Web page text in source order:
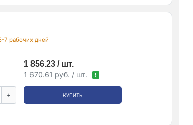
7 рабочих дней
1 856.23 / шт.
1 670.61 руб. / шт. !
+ КУПИТЬ